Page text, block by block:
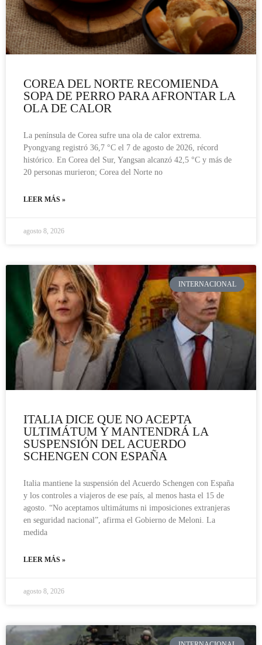
COREA DEL NORTE RECOMIENDA
SOPA DE PERRO PARA AFRONTAR LA
OLA DE CALOR
La península de Corea sufre una ola de calor extrema.
Pyongyang registró 36,7 °C el 7 de agosto de 2026, récord
histórico. En Corea del Sur, Yangsan alcanzó 42,5 °C y más de
20 personas murieron; Corea del Norte no
LEER MÁS »
agosto 8, 2026
INTERNACIONAL
ITALIA DICE QUE NO ACEPTA
ULTIMÁTUM Y MANTENDRÁ LA
SUSPENSIÓN DEL ACUERDO
SCHENGEN CON ESPAÑA
Italia mantiene la suspensión del Acuerdo Schengen con España
y los controles a viajeros de ese país, al menos hasta el 15 de
agosto. “No aceptamos ultimátums ni imposiciones extranjeras
en seguridad nacional”, afirma el Gobierno de Meloni. La
medida
LEER MÁS »
agosto 8, 2026